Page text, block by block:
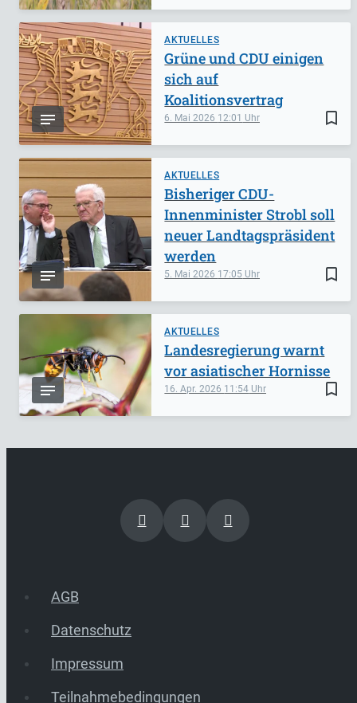
AKTUELLES
bookmark_border
6. Mai 2026 12:01
Grüne und CDU einigen
sich auf
Koalitionsvertrag
AKTUELLES
bookmark_border
5. Mai 2026 17:05
Bisheriger CDU-
Innenminister Strobl soll
neuer Landtagspräsident
werden
AKTUELLES
bookmark_border
16. Apr. 2026 11:54
Landesregierung warnt
vor asiatischer Hornisse
AGB
Datenschutz
Impressum
Teilnahmebedingungen